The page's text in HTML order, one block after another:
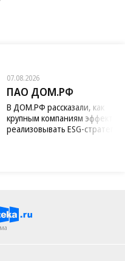
07.08.2026
ПАО ДОМ.РФ
В ДОМ.РФ рассказали, как
крупным компаниям
реализовывать ESG-стратегию